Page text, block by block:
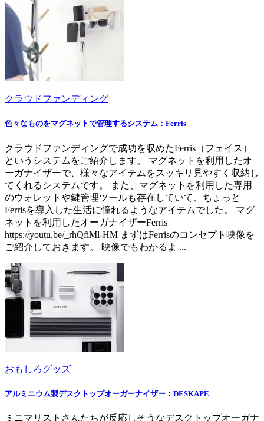
クラウドファンディング
色々なものをマグネットで管理するシステム：Ferris
クラウドファンディングで成功を収めたFerris（フェイス）
というシステムをご紹介します。 マグネットを利用したオ
ーガナイザーで、様々なアイテムをスッキリ見やすく収納し
てくれるシステムです。 また、マグネットを利用した専用
のウォレットや鍵管理ツールも存在していて、ちょっと
Ferrisを導入した生活に憧れるようなアイテムでした。 マグ
ネットを利用したオーガナイザーFerris
https://youtu.be/_rhQfiMl-HM まずはFerrisのコンセプト映像を
ご紹介しておきます。 映像でもわかるよ ...
おもしろグッズ
アルミニウム製デスクトップオーガーナイザー：DESKAPE
ミニマリストさんたちが反応しそうなデスクトップオーガナ